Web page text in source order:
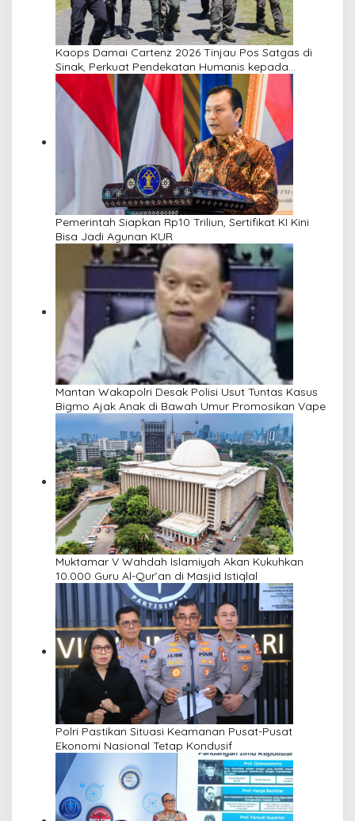
Kaops Damai Cartenz 2026 Tinjau Pos Satgas di
Sinak, Perkuat Pendekatan Humanis kepada
Masyarakat
Pemerintah Siapkan Rp10 Triliun, Sertifikat KI Kini
Bisa Jadi Agunan KUR
Mantan Wakapolri Desak Polisi Usut Tuntas Kasus
Bigmo Ajak Anak di Bawah Umur Promosikan Vape
Muktamar V Wahdah Islamiyah Akan Kukuhkan
10.000 Guru Al-Qur’an di Masjid Istiqlal
Polri Pastikan Situasi Keamanan Pusat-Pusat
Ekonomi Nasional Tetap Kondusif